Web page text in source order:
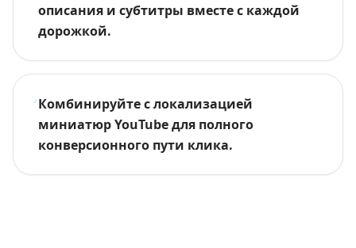
описания и субтитры вместе с каждой
дорожкой.
Комбинируйте с локализацией
миниатюр YouTube для полного
конверсионного пути клика.